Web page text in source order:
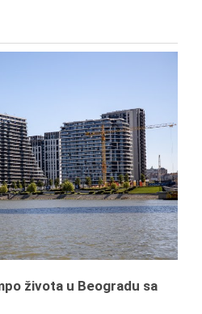
života u Beogradu sa